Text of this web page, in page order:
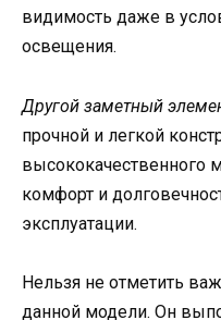
видимость даже в
освещения.
Другой заметный
прочной и легкой
высококачественного
комфорт и
эксплуатации.
Нельзя не отметить
данной модели. Он